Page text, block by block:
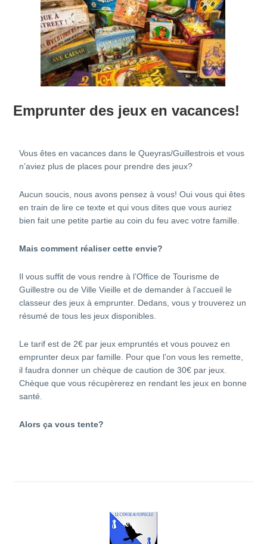
Emprunter des jeux en vacances!
Vous êtes en vacances dans le Queyras/Guillestrois et vous
n’aviez plus de places pour prendre des jeux?
Aucun soucis, nous avons pensez à vous! Oui vous qui êtes
en train de lire ce texte et qui vous dites que vous auriez
bien fait une petite partie au coin du feu avec votre famille.
Mais comment réaliser cette envie?
Il vous suffit de vous rendre à l’Office de Tourisme de
Guillestre ou de Ville Vieille et de demander à l’accueil le
classeur des jeux à emprunter. Dedans, vous y trouverez un
résumé de tous les jeux disponibles.
Le tarif est de 2€ par jeux empruntés et vous pouvez en
emprunter deux par famille. Pour que l’on vous les remette,
il faudra donner un chèque de caution de 30€ par jeux.
Chèque que vous récupèrerez en rendant les jeux en bonne
santé.
Alors ça vous tente?